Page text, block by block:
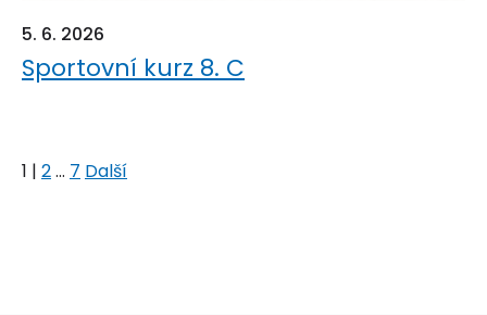
5. 6. 2026
Sportovní kurz 8. C
1 | 2... 7 Další